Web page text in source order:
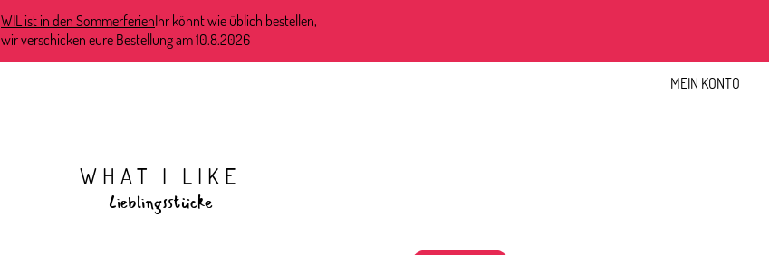
WIL ist in den SommerferienIhr könnt wie üblich bestellen,
wir verschicken eure Bestellung am 10.8.2026
MEIN KONTO
WHAT I LIKE
Lieblingsstücke